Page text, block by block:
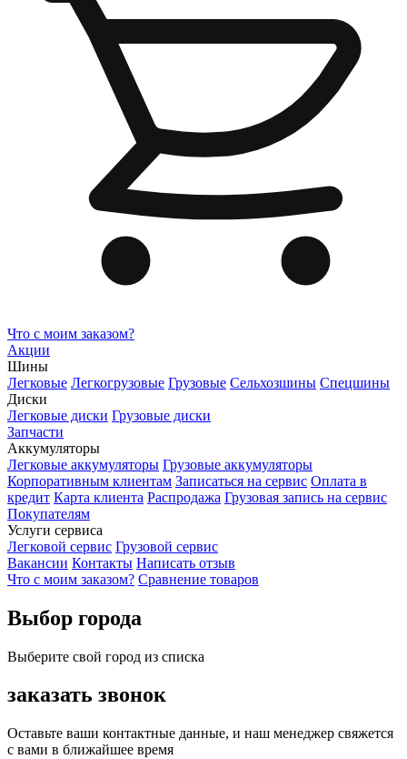
Что с моим заказом?
Акции
Шины
Легковые Легкогрузовые Грузовые Сельхозшины Спецшины
Диски
Легковые диски Грузовые диски
Запчасти
Аккумуляторы
Легковые аккумуляторы Грузовые аккумуляторы
Корпоративным клиентам Записаться на сервис Оплата в
кредит Карта клиента Распродажа Грузовая запись на сервис
Покупателям
Услуги сервиса
Легковой сервис Грузовой сервис
Вакансии Контакты Написать отзыв
Что с моим заказом? Сравнение товаров
Выбор города
Выберите свой город из списка
заказать звонок
Оставьте ваши контактные данные, и наш менеджер свяжется
с вами в ближайшее время